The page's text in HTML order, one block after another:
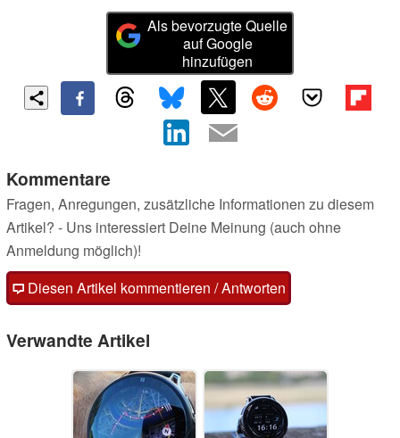
Als bevorzugte Quelle
auf Google
hinzufügen
Kommentare
Fragen, Anregungen, zusätzliche Informationen zu diesem
Artikel? - Uns interessiert Deine Meinung (auch ohne
Anmeldung möglich)!
Diesen Artikel kommentieren / Antworten
Verwandte Artikel